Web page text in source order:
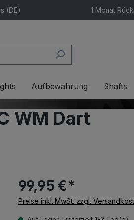
(DE) 1 Monat
Aufbewahrung Shafts
WM Dart
99,95 €*
Preise inkl. MwSt. zzgl.